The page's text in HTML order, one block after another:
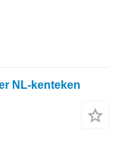
NL-kenteken